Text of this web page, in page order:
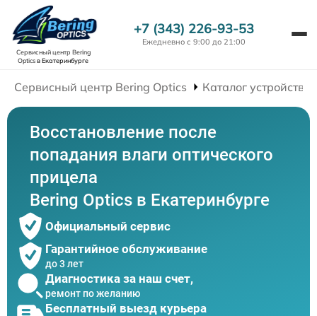
Сервисный центр Bering
Opticsв Екатеринбурге
+7 (343) 226-93-53
Ежедневно с 9:00 до 21:00
Сервисный центр Bering Optics Каталог устройств
Восстановление после
попадания влаги оптического
прицела
Bering Optics в Екатеринбурге
Официальный сервис
Гарантийное обслуживание
до 3 лет
Диагностика за наш счет,
ремонт по желанию
Бесплатный выезд курьера